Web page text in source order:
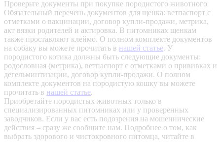
Проверьте документы при покупке породистого животного
Обязательный перечень документов для щенка: ветпаспорт с
отметками о вакцинации, договор купли-продажи, метрика,
акт вязки родителей и актировка. В питомниках щенкам
также проставляют клеймо. О полном комплекте документов
на собаку вы можете прочитать в нашей статье. У
породистого котика должны быть следующие документы:
родословная (метрика), ветпаспорт с отметками о прививках и
дегельминтизации, договор купли-продажи. О полном
комплекте документов на породистую кошку вы можете
прочитать в нашей статье.
Приобретайте породистых животных только в
специализированных питомниках или у проверенных
заводчиков. Если у вас есть подозрения на мошеннические
действия – сразу же сообщите нам. Подробнее о том, как
выбрать здорового и чистокровного питомца, читайте в